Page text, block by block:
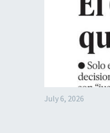
July 6, 2026